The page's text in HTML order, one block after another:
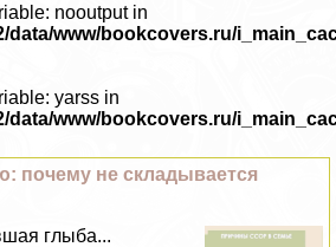
nooutput in
data/www/bookcovers.ru/
yarss in
data/www/bookcovers.ru/
почему не складывается
глыба...